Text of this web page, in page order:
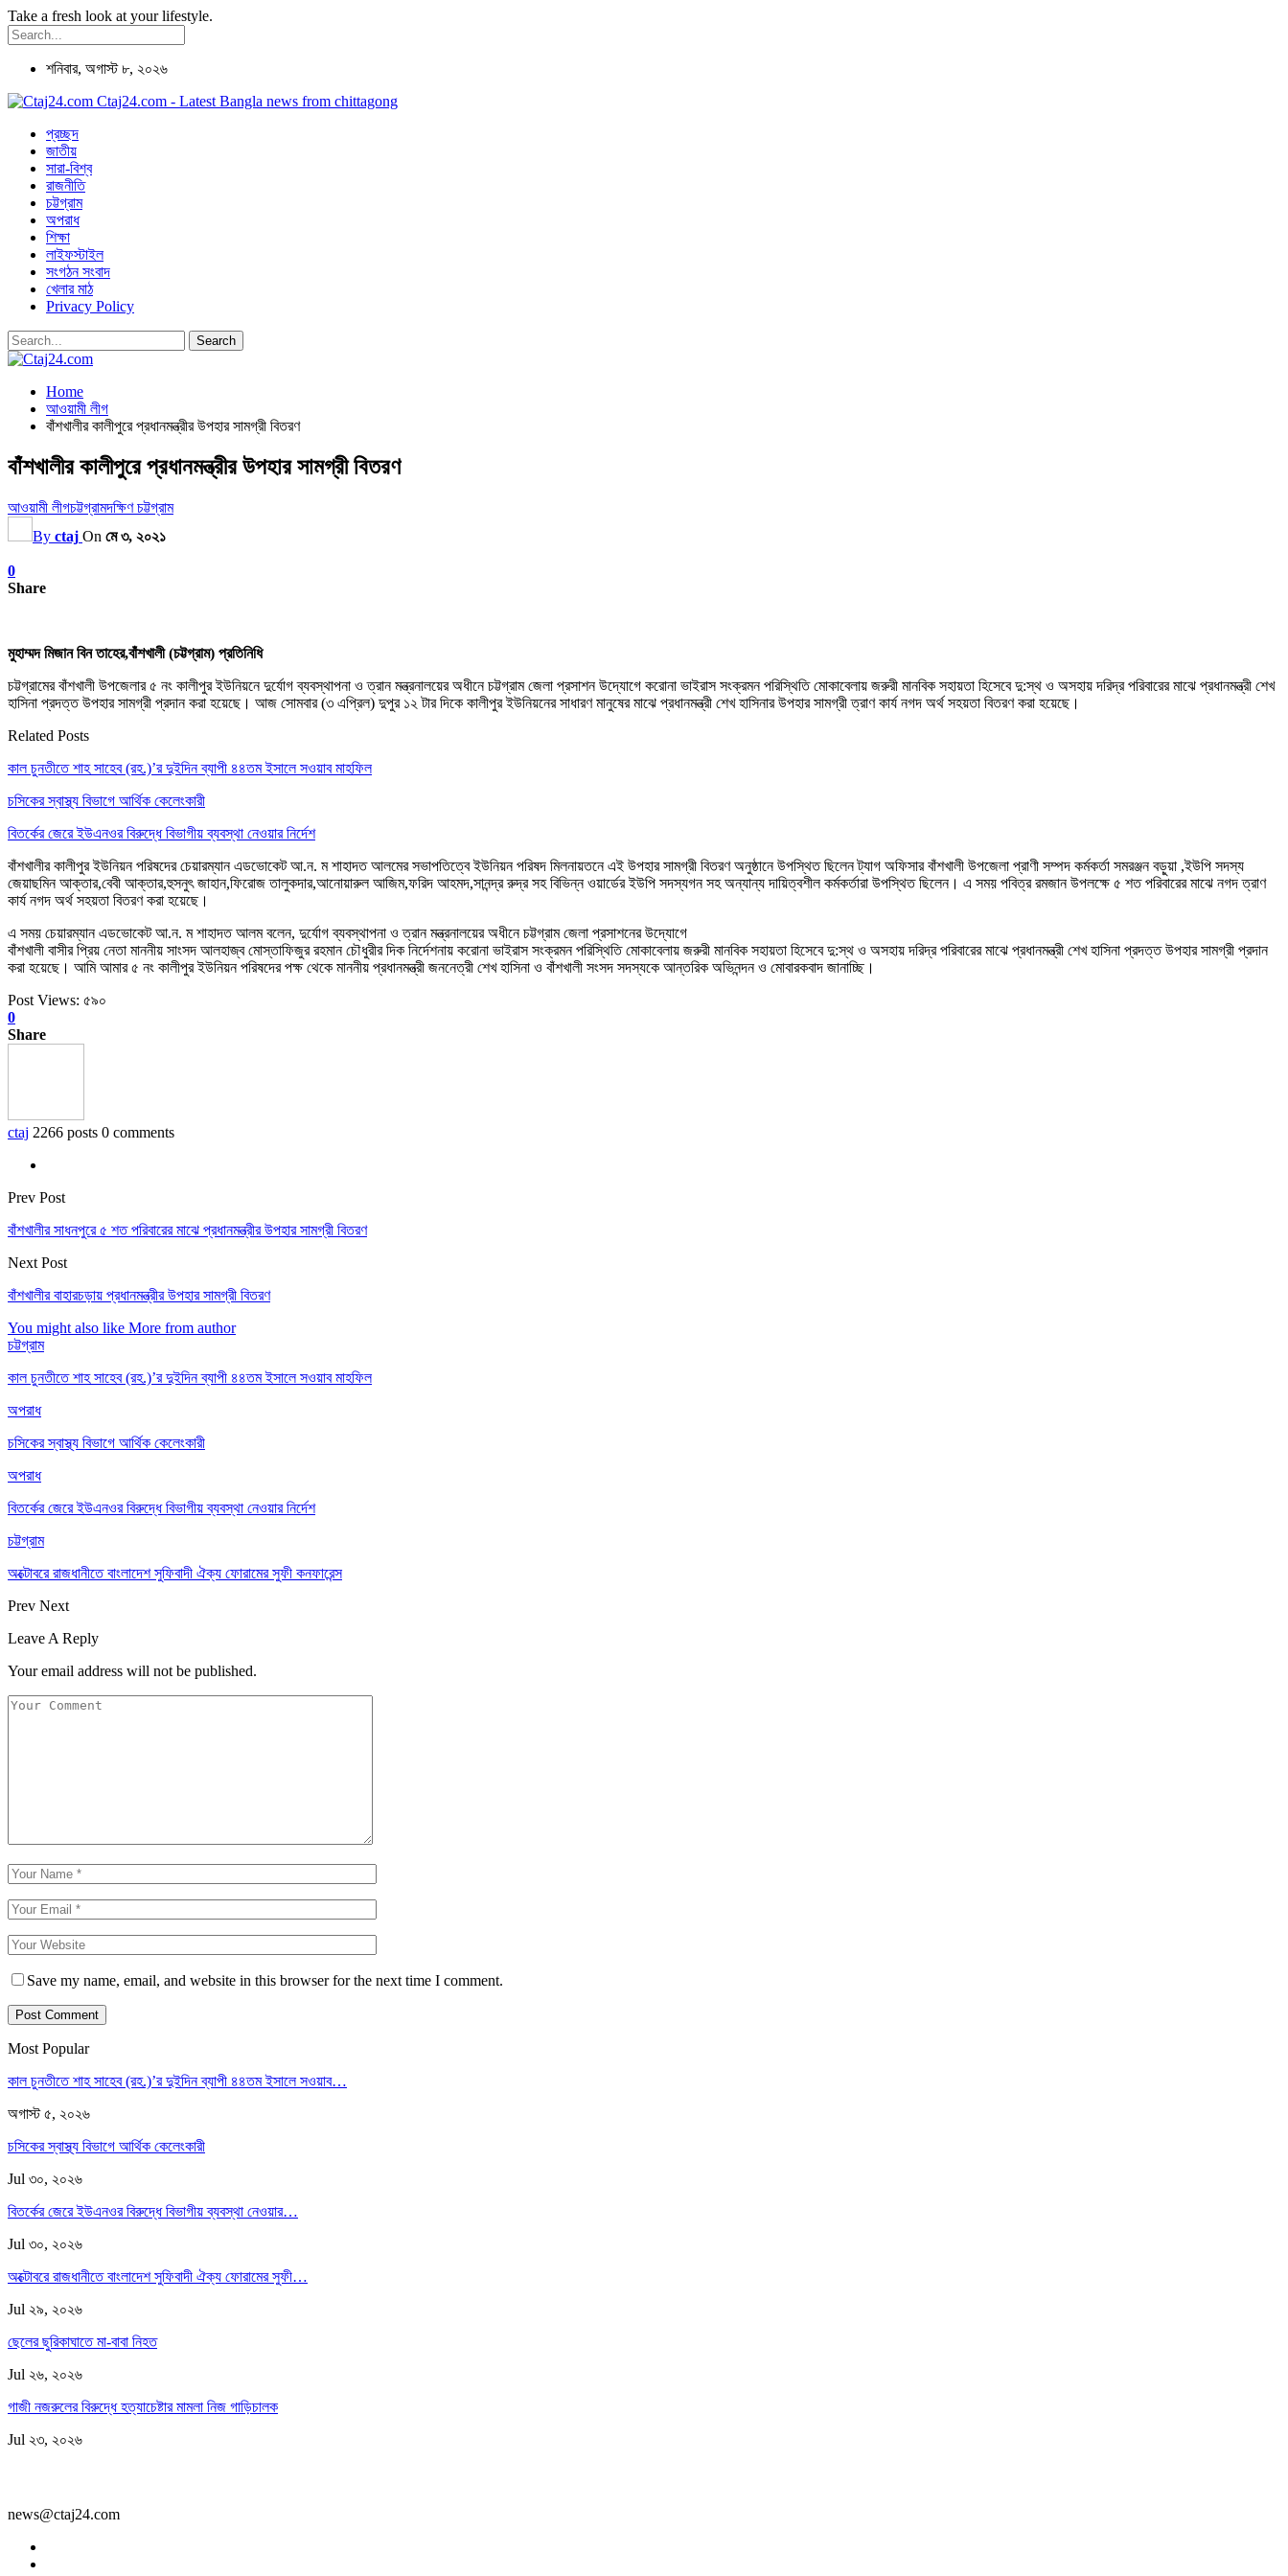
Take a fresh look at your lifestyle.
শনিবার, অগাস্ট ৮, ২০২৬
Ctaj24.com - Latest Bangla news from chittagong
প্রচ্ছদ
জাতীয়
সারা-বিশ্ব
রাজনীতি
চট্টগ্রাম
অপরাধ
শিক্ষা
লাইফস্টাইল
সংগঠন সংবাদ
খেলার মাঠ
Privacy Policy
Home
আওয়ামী লীগ
বাঁশখালীর কালীপুরে প্রধানমন্ত্রীর উপহার সামগ্রী বিতরণ
বাঁশখালীর কালীপুরে প্রধানমন্ত্রীর উপহার সামগ্রী বিতরণ
আওয়ামী লীগচট্টগ্রামদক্ষিণ চট্টগ্রাম
By ctaj On মে ৩, ২০২১
0
Share
মুহাম্মদ মিজান বিন তাহের,বাঁশখালী (চট্টগ্রাম) প্রতিনিধি
চট্টগ্রামের বাঁশখালী উপজেলার ৫ নং কালীপুর ইউনিয়নে দুর্যোগ ব্যবস্থাপনা ও ত্রান মন্ত্রনালয়ের অধীনে চট্টগ্রাম জেলা প্রসাশন উদ্যোগে করোনা ভাইরাস সংক্রমন পরিস্থিতি মোকাবেলায় জরুরী মানবিক সহায়তা হিসেবে দু:স্থ ও অসহায় দরিদ্র পরিবারের মাঝে প্রধানমন্ত্রী শেখ
হাসিনা প্রদত্ত উপহার সামগ্রী প্রদান করা হয়েছে। আজ সোমবার (৩ এপ্রিল) দুপুর ১২ টার দিকে কালীপুর ইউনিয়নের সাধারণ মানুষের মাঝে প্রধানমন্ত্রী শেখ হাসিনার উপহার সামগ্রী ত্রাণ কার্য নগদ অর্থ সহয়তা বিতরণ করা হয়েছে।
Related Posts
কাল চুনতীতে শাহ সাহেব (রহ.)’র দুইদিন ব্যাপী ৪৪তম ইসালে সওয়াব মাহফিল
চসিকের স্বাস্থ্য বিভাগে আর্থিক কেলেংকারী
বিতর্কের জেরে ইউএনওর বিরুদ্ধে বিভাগীয় ব্যবস্থা নেওয়ার নির্দেশ
বাঁশখালীর কালীপুর ইউনিয়ন পরিষদের চেয়ারম্যান এডভোকেট আ.ন. ম শাহাদত আলমের সভাপতিত্বে ইউনিয়ন পরিষদ মিলনায়তনে এই উপহার সামগ্রী বিতরণ অনুষ্ঠানে উপস্থিত ছিলেন ট্যাগ অফিসার বাঁশখালী উপজেলা প্রাণী সম্পদ কর্মকর্তা সমরঞ্জন বড়ুয়া ,ইউপি সদস্য
জেয়াছমিন আক্তার,বেবী আক্তার,হুসনুৎ জাহান,ফিরোজ তালুকদার,আনোয়ারুল আজিম,ফরিদ আহমদ,সানন্দ্র রুদ্র সহ বিভিন্ন ওয়ার্ডের ইউপি সদস্যগন সহ অন্যান্য দায়িত্বশীল কর্মকর্তারা উপস্থিত ছিলেন। এ সময় পবিত্র রমজান উপলক্ষে ৫ শত পরিবারের মাঝে নগদ ত্রাণ
কার্য নগদ অর্থ সহয়তা বিতরণ করা হয়েছে।
এ সময় চেয়ারম্যান এডভোকেট আ.ন. ম শাহাদত আলম বলেন, দুর্যোগ ব্যবস্থাপনা ও ত্রান মন্ত্রনালয়ের অধীনে চট্টগ্রাম জেলা প্রসাশনের উদ্যোগে
বাঁশখালী বাসীর প্রিয় নেতা মাননীয় সাংসদ আলহাজ্ব মোস্তাফিজুর রহমান চৌধুরীর দিক নির্দেশনায় করোনা ভাইরাস সংক্রমন পরিস্থিতি মোকাবেলায় জরুরী মানবিক সহায়তা হিসেবে দু:স্থ ও অসহায় দরিদ্র পরিবারের মাঝে প্রধানমন্ত্রী শেখ হাসিনা প্রদত্ত উপহার সামগ্রী প্রদান
করা হয়েছে। আমি আমার ৫ নং কালীপুর ইউনিয়ন পরিষদের পক্ষ থেকে মাননীয় প্রধানমন্ত্রী জননেত্রী শেখ হাসিনা ও বাঁশখালী সংসদ সদস্যকে আন্তরিক অভিনন্দন ও মোবারকবাদ জানাচ্ছি।
Post Views: ৫৯০
0
Share
ctaj 2266 posts 0 comments
Prev Post
বাঁশখালীর সাধনপুরে ৫ শত পরিবারের মাঝে প্রধানমন্ত্রীর উপহার সামগ্রী বিতরণ
Next Post
বাঁশখালীর বাহারচড়ায় প্রধানমন্ত্রীর উপহার সামগ্রী বিতরণ
You might also like More from author
চট্টগ্রাম
কাল চুনতীতে শাহ সাহেব (রহ.)’র দুইদিন ব্যাপী ৪৪তম ইসালে সওয়াব মাহফিল
অপরাধ
চসিকের স্বাস্থ্য বিভাগে আর্থিক কেলেংকারী
অপরাধ
বিতর্কের জেরে ইউএনওর বিরুদ্ধে বিভাগীয় ব্যবস্থা নেওয়ার নির্দেশ
চট্টগ্রাম
অক্টোবরে রাজধানীতে বাংলাদেশ সুফিবাদী ঐক্য ফোরামের সুফী কনফারেন্স
Prev Next
Leave A Reply
Your email address will not be published.
Save my name, email, and website in this browser for the next time I comment.
Most Popular
কাল চুনতীতে শাহ সাহেব (রহ.)’র দুইদিন ব্যাপী ৪৪তম ইসালে সওয়াব…
অগাস্ট ৫, ২০২৬
চসিকের স্বাস্থ্য বিভাগে আর্থিক কেলেংকারী
Jul ৩০, ২০২৬
বিতর্কের জেরে ইউএনওর বিরুদ্ধে বিভাগীয় ব্যবস্থা নেওয়ার…
Jul ৩০, ২০২৬
অক্টোবরে রাজধানীতে বাংলাদেশ সুফিবাদী ঐক্য ফোরামের সুফী…
Jul ২৯, ২০২৬
ছেলের ছুরিকাঘাতে মা-বাবা নিহত
Jul ২৬, ২০২৬
গাজী নজরুলের বিরুদ্ধে হত্যাচেষ্টার মামলা নিজ গাড়িচালক
Jul ২৩, ২০২৬
news@ctaj24.com